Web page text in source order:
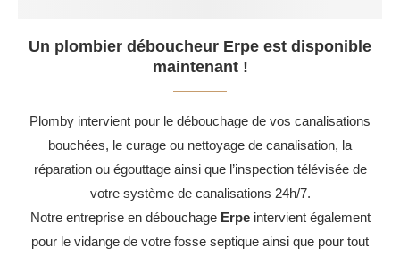
Un plombier déboucheur Erpe est disponible
maintenant !
Plomby intervient pour le débouchage de vos canalisations
bouchées, le curage ou nettoyage de canalisation, la
réparation ou égouttage ainsi que l’inspection télévisée de
votre système de canalisations 24h/7.
Notre entreprise en débouchage Erpeintervient également
pour le vidange de votre fosse septique ainsi que pour tout